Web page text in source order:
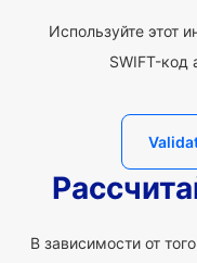
Используйте этот
SWIFT-код
В зависимости от